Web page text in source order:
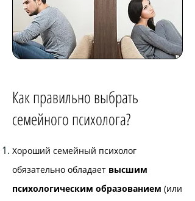
Как правильно выбрать
семейного психолога?
Хороший семейный психолог
обязательно обладает высшим
психологическим образованием (или